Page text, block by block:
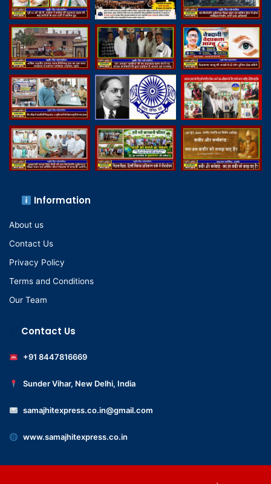
Information
About us
Contact Us
Privacy Policy
Terms and Conditions
Our Team
Contact Us
+91 8447816669
Sunder Vihar, New Delhi, India
samajhitexpress.co.in@gmail.com
www.samajhitexpress.co.in